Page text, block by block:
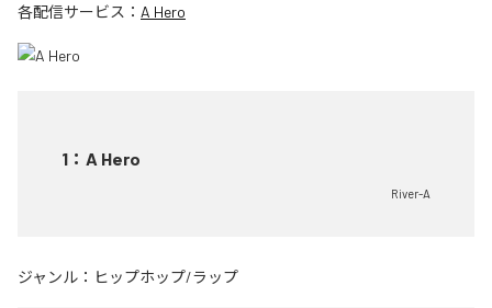
各配信サービス： A Hero
1 ： A Hero
River-A
ジャンル： ヒップホップ/ラップ